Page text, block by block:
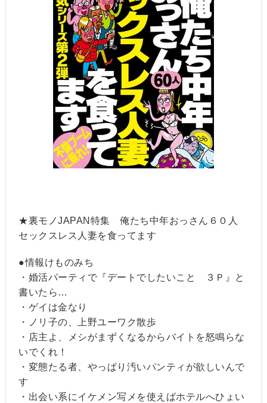
★裏モノJAPAN特集 俺たち中年おっさん６０人
セックスレス人妻を食ってます
●情報けものみち
・婚活パーティで『デートでしたいこと ３Ｐ』と
書いたら…
・ゲイは金なり
・ノリ子の、上野ユーワク散歩
・店主よ、メシがまずくなるからバイトを怒鳴らな
いでくれ！
・変態たる者、やっぱり汚いパンティが欲しいんで
す
・出会い系にイケメン写メを使えばホテルへひょい